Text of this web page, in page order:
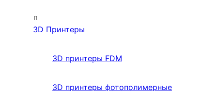
3D Принтеры
3D принтеры FDM
3D принтеры фотополимерные